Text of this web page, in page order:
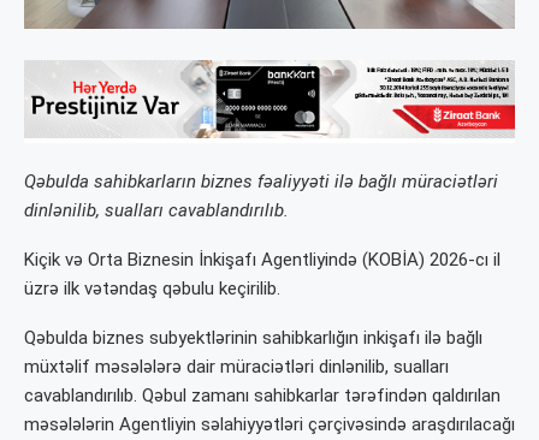
Qəbulda sahibkarların biznes fəaliyyəti ilə bağlı müraciətləri
dinlənilib, sualları cavablandırılıb.
Kiçik və Orta Biznesin İnkişafı Agentliyində (KOBİA) 2026-cı il
üzrə ilk vətəndaş qəbulu keçirilib.
Qəbulda biznes subyektlərinin sahibkarlığın inkişafı ilə bağlı
müxtəlif məsələlərə dair müraciətləri dinlənilib, sualları
cavablandırılıb. Qəbul zamanı sahibkarlar tərəfindən qaldırılan
məsələlərin Agentliyin səlahiyyətləri çərçivəsində araşdırılacağı